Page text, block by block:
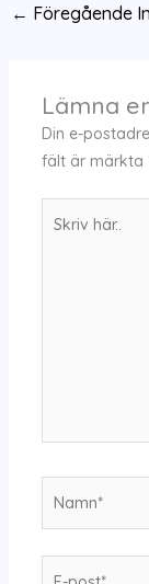
← Föregående
Lämna
Din e-
fält är märkta